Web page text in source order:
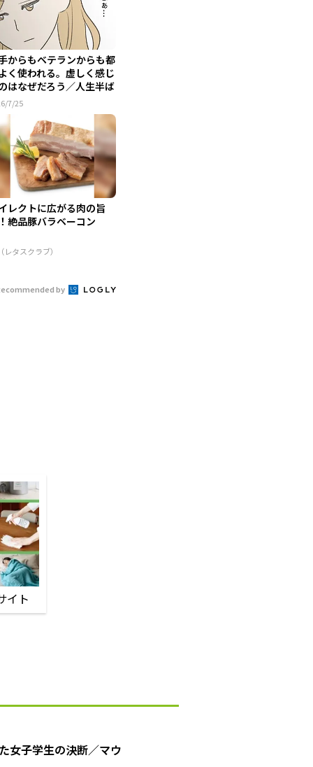
からもベテランからも都
く使われる。虚しく感じ
はなぜだろう／人生半ば
7/25
レクトに広がる肉の旨
絶品豚バラベーコン
レタスクラブ）
by
イト
女子学生の決断／マウ